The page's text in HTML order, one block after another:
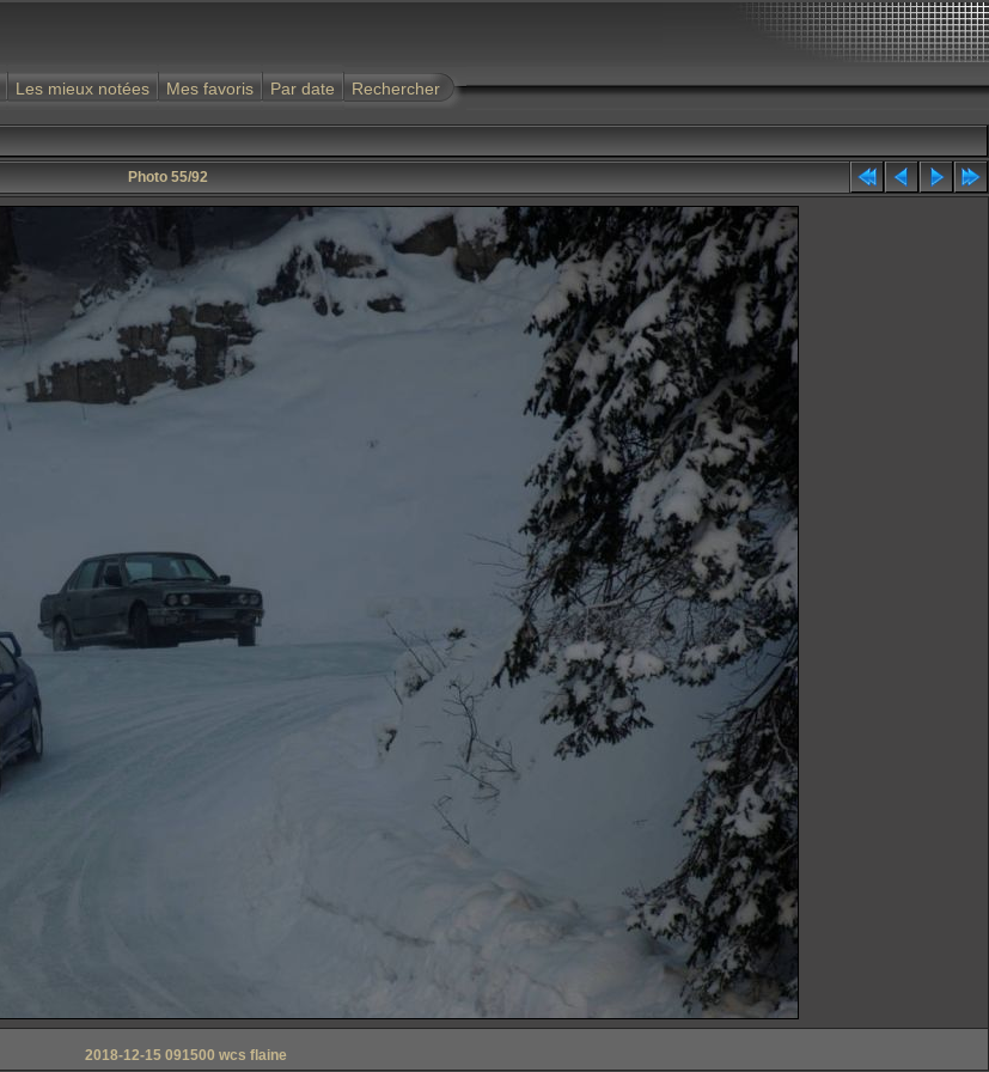
Les mieux notées Mes favoris Par date Rechercher
Photo 55/92
2018-12-15 091500 wcs flaine